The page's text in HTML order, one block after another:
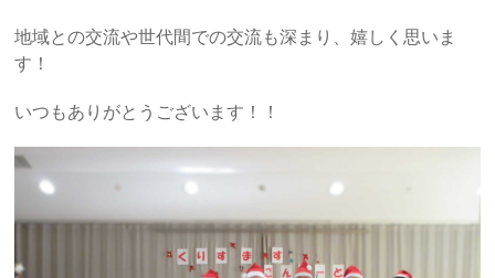
地域との交流や世代間での交流も深まり、嬉しく思いま
す！
いつもありがとうございます！！